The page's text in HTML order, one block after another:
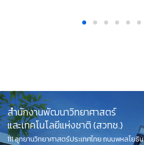
สำนักงานพัฒนาวิทยาศาสตร์
และเทคโนโลยีแห่งชาติ (สวทช.)
111 อุทยานวิทยาศาสตร์ประเทศไทย ถนนพหลโยธิน